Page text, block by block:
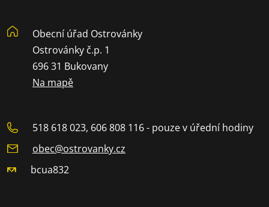
Obecní úřad Ostrovánky
Ostrovánky č.p. 1
696 31 Bukovany
Na mapě
518 618 023, 606 808 116 - pouze v úřední hodiny
obec@ostrovanky.cz
bcua832